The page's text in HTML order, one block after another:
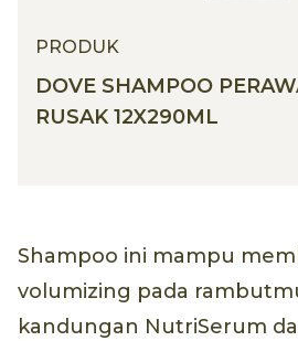
PRODUK
DOVE SHAMPOO
RUSAK 12X290ML
Shampoo ini mampu
volumizing pada
kandungan NutriSerum